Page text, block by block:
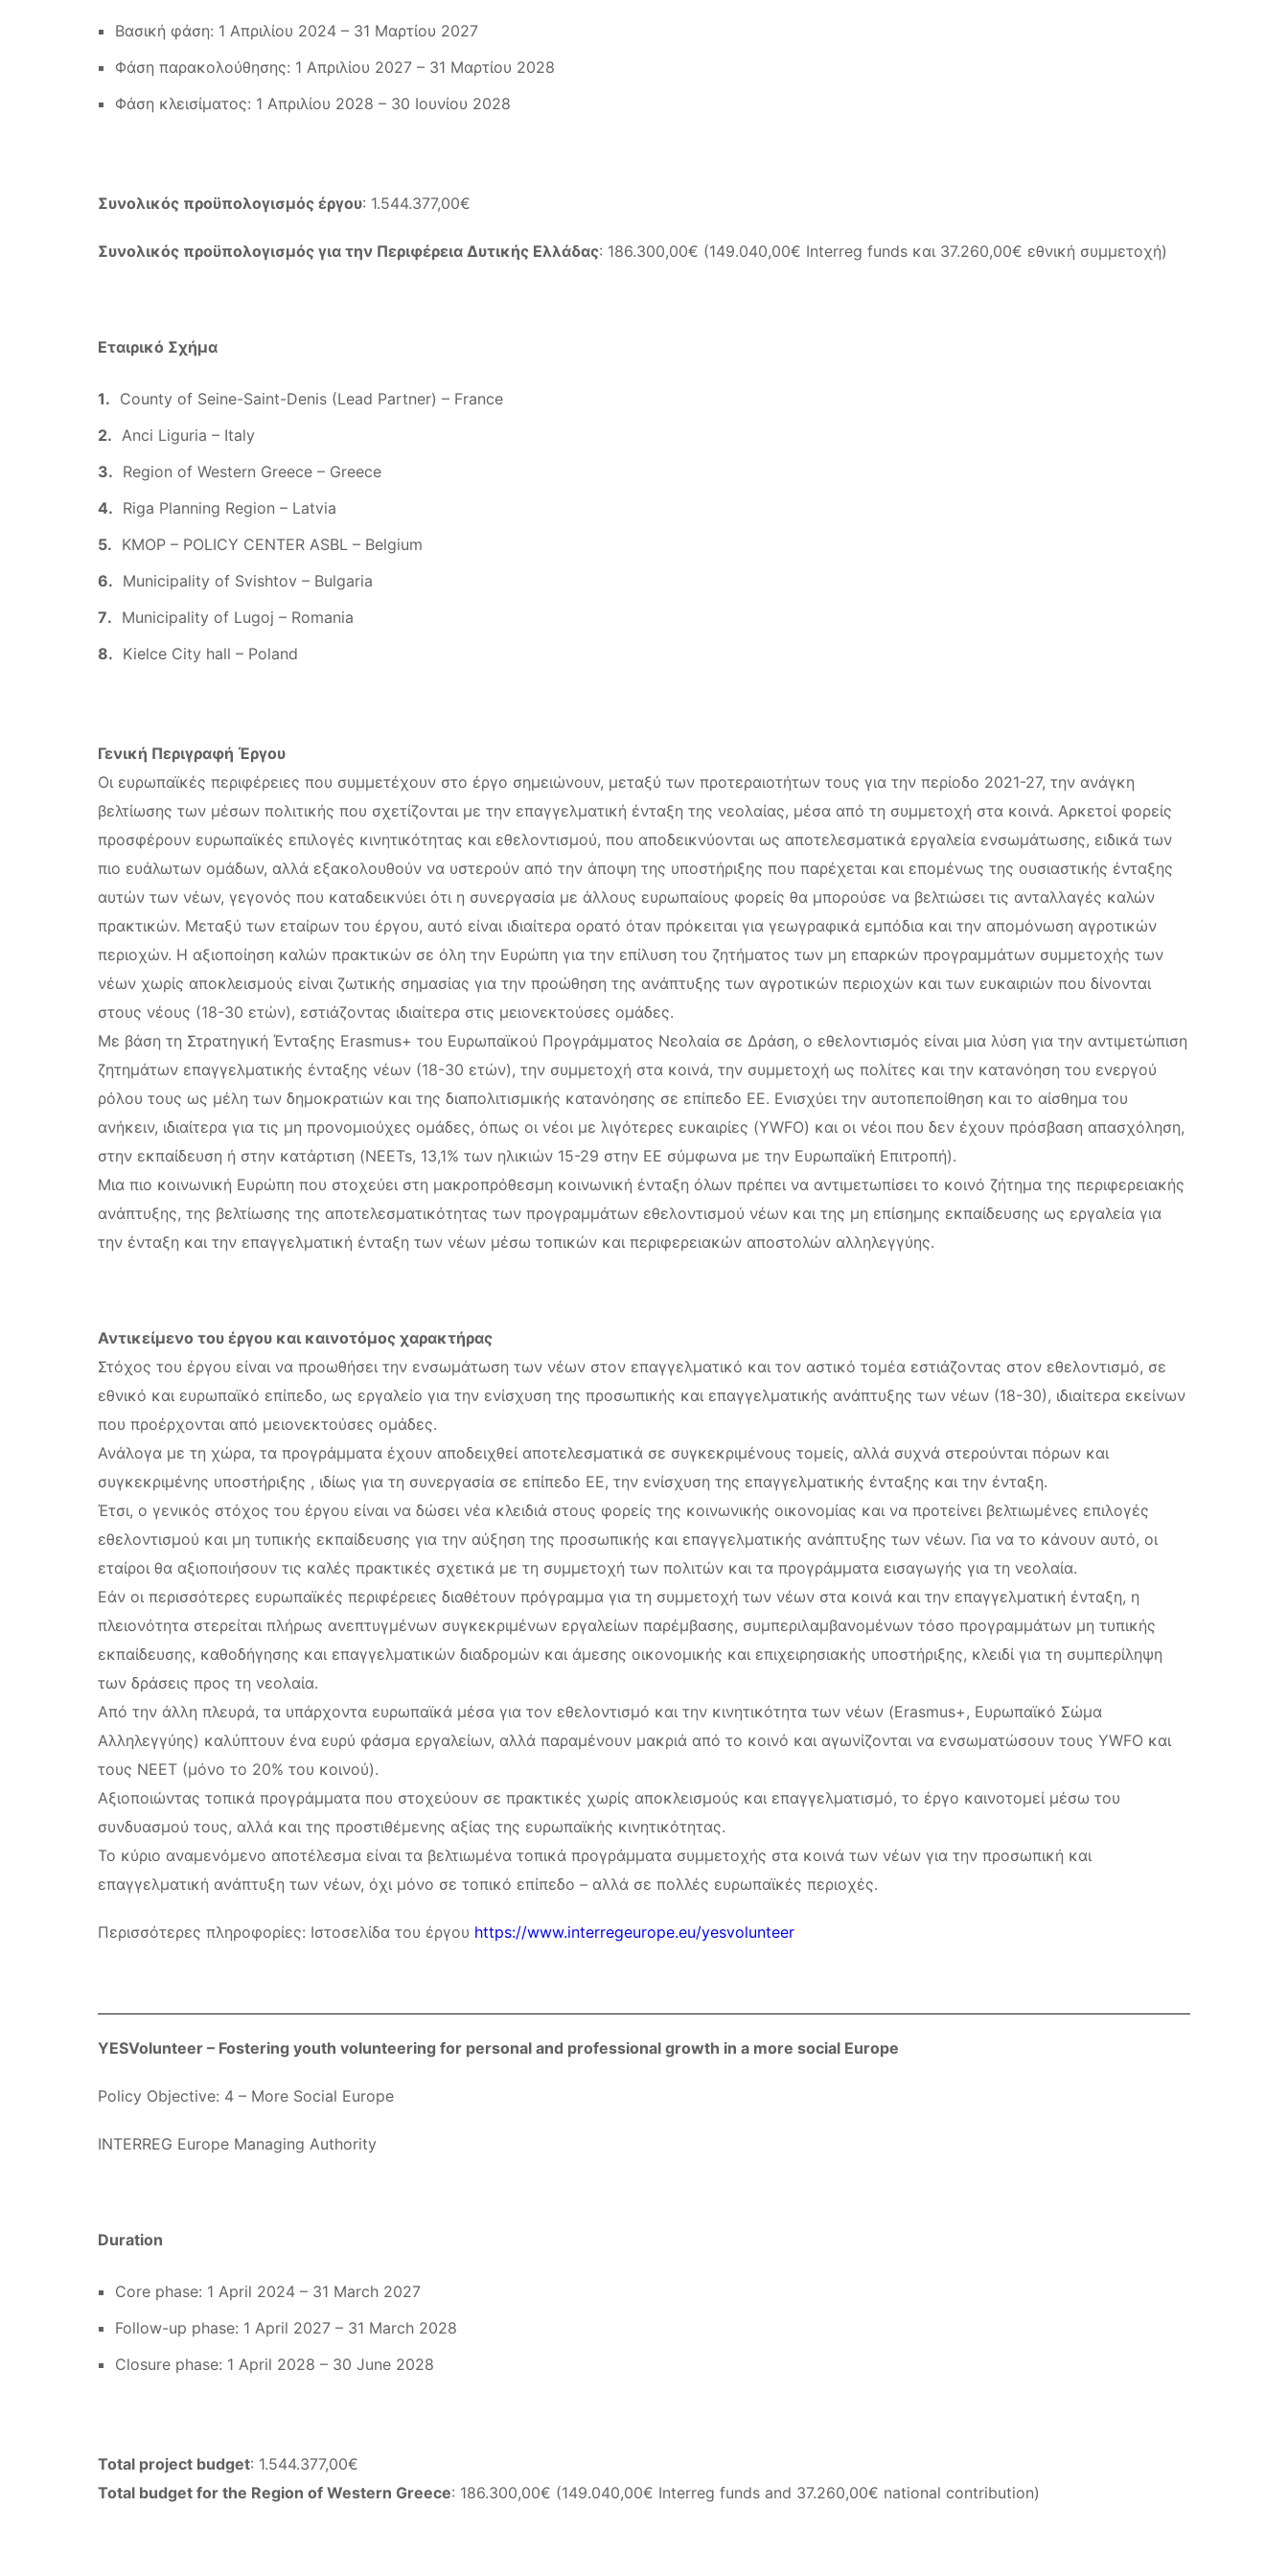
Βασική φάση: 1 Απριλίου 2024 – 31 Μαρτίου 2027
Φάση παρακολούθησης: 1 Απριλίου 2027 – 31 Μαρτίου 2028
Φάση κλεισίματος: 1 Απριλίου 2028 – 30 Ιουνίου 2028
Συνολικός προϋπολογισμός έργου: 1.544.377,00€
Συνολικός προϋπολογισμός για την Περιφέρεια Δυτικής Ελλάδας: 186.300,00€ (149.040,00€ Interreg funds και 37.260,00€ εθνική συμμετοχή)
Εταιρικό Σχήμα
County of Seine-Saint-Denis (Lead Partner) – France
Anci Liguria – Italy
Region of Western Greece – Greece
Riga Planning Region – Latvia
KMOP – POLICY CENTER ASBL – Belgium
Municipality of Svishtov – Bulgaria
Municipality of Lugoj – Romania
Kielce City hall – Poland
Γενική Περιγραφή Έργου
Οι ευρωπαϊκές περιφέρειες που συμμετέχουν στο έργο σημειώνουν, μεταξύ των προτεραιοτήτων τους για την περίοδο 2021-27, την ανάγκη
βελτίωσης των μέσων πολιτικής που σχετίζονται με την επαγγελματική ένταξη της νεολαίας, μέσα από τη συμμετοχή στα κοινά. Αρκετοί φορείς
προσφέρουν ευρωπαϊκές επιλογές κινητικότητας και εθελοντισμού, που αποδεικνύονται ως αποτελεσματικά εργαλεία ενσωμάτωσης, ειδικά των
πιο ευάλωτων ομάδων, αλλά εξακολουθούν να υστερούν από την άποψη της υποστήριξης που παρέχεται και επομένως της ουσιαστικής ένταξης
αυτών των νέων, γεγονός που καταδεικνύει ότι η συνεργασία με άλλους ευρωπαίους φορείς θα μπορούσε να βελτιώσει τις ανταλλαγές καλών
πρακτικών. Μεταξύ των εταίρων του έργου, αυτό είναι ιδιαίτερα ορατό όταν πρόκειται για γεωγραφικά εμπόδια και την απομόνωση αγροτικών
περιοχών. Η αξιοποίηση καλών πρακτικών σε όλη την Ευρώπη για την επίλυση του ζητήματος των μη επαρκών προγραμμάτων συμμετοχής των
νέων χωρίς αποκλεισμούς είναι ζωτικής σημασίας για την προώθηση της ανάπτυξης των αγροτικών περιοχών και των ευκαιριών που δίνονται
στους νέους (18-30 ετών), εστιάζοντας ιδιαίτερα στις μειονεκτούσες ομάδες.
Με βάση τη Στρατηγική Ένταξης Erasmus+ του Ευρωπαϊκού Προγράμματος Νεολαία σε Δράση, ο εθελοντισμός είναι μια λύση για την αντιμετώπιση
ζητημάτων επαγγελματικής ένταξης νέων (18-30 ετών), την συμμετοχή στα κοινά, την συμμετοχή ως πολίτες και την κατανόηση του ενεργού
ρόλου τους ως μέλη των δημοκρατιών και της διαπολιτισμικής κατανόησης σε επίπεδο ΕΕ. Ενισχύει την αυτοπεποίθηση και το αίσθημα του
ανήκειν, ιδιαίτερα για τις μη προνομιούχες ομάδες, όπως οι νέοι με λιγότερες ευκαιρίες (YWFO) και οι νέοι που δεν έχουν πρόσβαση απασχόληση,
στην εκπαίδευση ή στην κατάρτιση (NEETs, 13,1% των ηλικιών 15-29 στην ΕΕ σύμφωνα με την Ευρωπαϊκή Επιτροπή).
Μια πιο κοινωνική Ευρώπη που στοχεύει στη μακροπρόθεσμη κοινωνική ένταξη όλων πρέπει να αντιμετωπίσει το κοινό ζήτημα της περιφερειακής
ανάπτυξης, της βελτίωσης της αποτελεσματικότητας των προγραμμάτων εθελοντισμού νέων και της μη επίσημης εκπαίδευσης ως εργαλεία για
την ένταξη και την επαγγελματική ένταξη των νέων μέσω τοπικών και περιφερειακών αποστολών αλληλεγγύης.
Αντικείμενο του έργου και καινοτόμος χαρακτήρας
Στόχος του έργου είναι να προωθήσει την ενσωμάτωση των νέων στον επαγγελματικό και τον αστικό τομέα εστιάζοντας στον εθελοντισμό, σε
εθνικό και ευρωπαϊκό επίπεδο, ως εργαλείο για την ενίσχυση της προσωπικής και επαγγελματικής ανάπτυξης των νέων (18-30), ιδιαίτερα εκείνων
που προέρχονται από μειονεκτούσες ομάδες.
Ανάλογα με τη χώρα, τα προγράμματα έχουν αποδειχθεί αποτελεσματικά σε συγκεκριμένους τομείς, αλλά συχνά στερούνται πόρων και
συγκεκριμένης υποστήριξης , ιδίως για τη συνεργασία σε επίπεδο ΕΕ, την ενίσχυση της επαγγελματικής ένταξης και την ένταξη.
Έτσι, ο γενικός στόχος του έργου είναι να δώσει νέα κλειδιά στους φορείς της κοινωνικής οικονομίας και να προτείνει βελτιωμένες επιλογές
εθελοντισμού και μη τυπικής εκπαίδευσης για την αύξηση της προσωπικής και επαγγελματικής ανάπτυξης των νέων. Για να το κάνουν αυτό, οι
εταίροι θα αξιοποιήσουν τις καλές πρακτικές σχετικά με τη συμμετοχή των πολιτών και τα προγράμματα εισαγωγής για τη νεολαία.
Εάν οι περισσότερες ευρωπαϊκές περιφέρειες διαθέτουν πρόγραμμα για τη συμμετοχή των νέων στα κοινά και την επαγγελματική ένταξη, η
πλειονότητα στερείται πλήρως ανεπτυγμένων συγκεκριμένων εργαλείων παρέμβασης, συμπεριλαμβανομένων τόσο προγραμμάτων μη τυπικής
εκπαίδευσης, καθοδήγησης και επαγγελματικών διαδρομών και άμεσης οικονομικής και επιχειρησιακής υποστήριξης, κλειδί για τη συμπερίληψη
των δράσεις προς τη νεολαία.
Από την άλλη πλευρά, τα υπάρχοντα ευρωπαϊκά μέσα για τον εθελοντισμό και την κινητικότητα των νέων (Erasmus+, Ευρωπαϊκό Σώμα
Αλληλεγγύης) καλύπτουν ένα ευρύ φάσμα εργαλείων, αλλά παραμένουν μακριά από το κοινό και αγωνίζονται να ενσωματώσουν τους YWFO και
τους NEET (μόνο το 20% του κοινού).
Αξιοποιώντας τοπικά προγράμματα που στοχεύουν σε πρακτικές χωρίς αποκλεισμούς και επαγγελματισμό, το έργο καινοτομεί μέσω του
συνδυασμού τους, αλλά και της προστιθέμενης αξίας της ευρωπαϊκής κινητικότητας.
Το κύριο αναμενόμενο αποτέλεσμα είναι τα βελτιωμένα τοπικά προγράμματα συμμετοχής στα κοινά των νέων για την προσωπική και
επαγγελματική ανάπτυξη των νέων, όχι μόνο σε τοπικό επίπεδο – αλλά σε πολλές ευρωπαϊκές περιοχές.
Περισσότερες πληροφορίες: Ιστοσελίδα του έργου https://www.interregeurope.eu/yesvolunteer
YESVolunteer – Fostering youth volunteering for personal and professional growth in a more social Europe
Policy Objective: 4 – More Social Europe
INTERREG Europe Managing Authority
Duration
Core phase: 1 April 2024 – 31 March 2027
Follow-up phase: 1 April 2027 – 31 March 2028
Closure phase: 1 April 2028 – 30 June 2028
Total project budget: 1.544.377,00€
Total budget for the Region of Western Greece: 186.300,00€ (149.040,00€ Interreg funds and 37.260,00€ national contribution)